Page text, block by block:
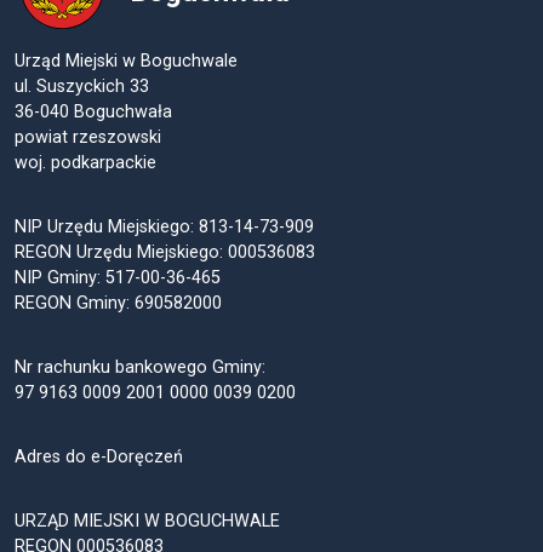
Urząd Miejski w Boguchwale
ul. Suszyckich 33
36-040 Boguchwała
powiat rzeszowski
woj. podkarpackie
NIP Urzędu Miejskiego: 813-14-73-909
REGON Urzędu Miejskiego: 000536083
NIP Gminy: 517-00-36-465
REGON Gminy: 690582000
Nr rachunku bankowego Gminy:
97 9163 0009 2001 0000 0039 0200
Adres do e-Doręczeń
URZĄD MIEJSKI W BOGUCHWALE
REGON 000536083